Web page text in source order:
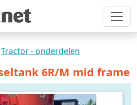
Tractor - onderdelen
6R/M mid frame